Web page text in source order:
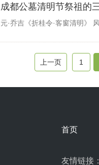
成都公墓清明节祭祖的
元·乔吉《折桂令·客窗清明》
上一页 1
首页
友情链接：